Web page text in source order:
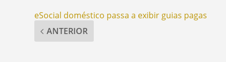
eSocial doméstico passa a exibir guias pagas
ANTERIOR